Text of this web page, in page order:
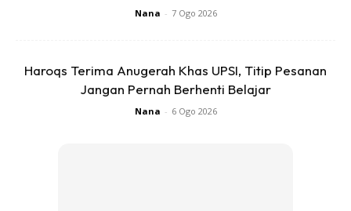
Nana - 7 Ogo 2026
Haroqs Terima Anugerah Khas UPSI, Titip Pesanan
Jangan Pernah Berhenti Belajar
Nana - 6 Ogo 2026